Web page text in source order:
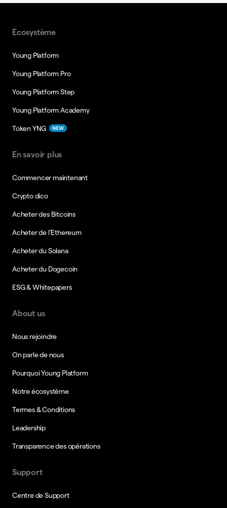
Ecosystème
Young Platform
Young Platform Pro
Young Platform Step
Young Platform Academy
Token YNG NEW
En savoir plus
Commencer maintenant
Crypto dico
Acheter des Bitcoins
Acheter de l’Ethereum
Acheter du Solana
Acheter du Dogecoin
ESG & Whitepapers
About us
Nous rejoindre
On parle de nous
Pourquoi Young Platform
Notre écosystème
Termes & Conditions
Leadership
Transparence des opérations
Support
Centre de Support